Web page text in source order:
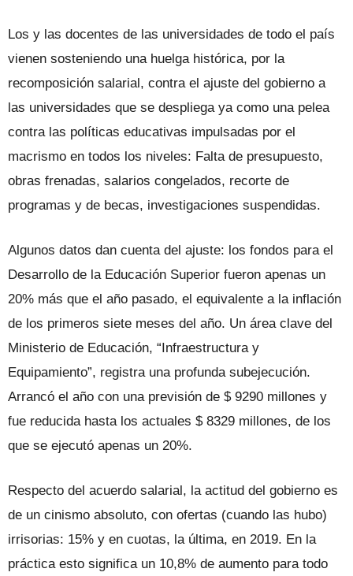
Los y las docentes de las universidades de todo el país
vienen sosteniendo una huelga histórica, por la
recomposición salarial, contra el ajuste del gobierno a
las universidades que se despliega ya como una pelea
contra las políticas educativas impulsadas por el
macrismo en todos los niveles: Falta de presupuesto,
obras frenadas, salarios congelados, recorte de
programas y de becas, investigaciones suspendidas.
Algunos datos dan cuenta del ajuste: los fondos para el
Desarrollo de la Educación Superior fueron apenas un
20% más que el año pasado, el equivalente a la inflación
de los primeros siete meses del año. Un área clave del
Ministerio de Educación, “Infraestructura y
Equipamiento”, registra una profunda subejecución.
Arrancó el año con una previsión de $ 9290 millones y
fue reducida hasta los actuales $ 8329 millones, de los
que se ejecutó apenas un 20%.
Respecto del acuerdo salarial, la actitud del gobierno es
de un cinismo absoluto, con ofertas (cuando las hubo)
irrisorias: 15% y en cuotas, la última, en 2019. En la
práctica esto significa un 10,8% de aumento para todo